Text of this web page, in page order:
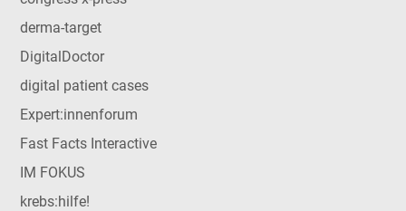
derma-target
DigitalDoctor
digital patient cases
Expert:innenforum
Fast Facts Interactive
IM FOKUS
krebs:hilfe!